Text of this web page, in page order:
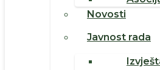
Novosti
Javnost rada